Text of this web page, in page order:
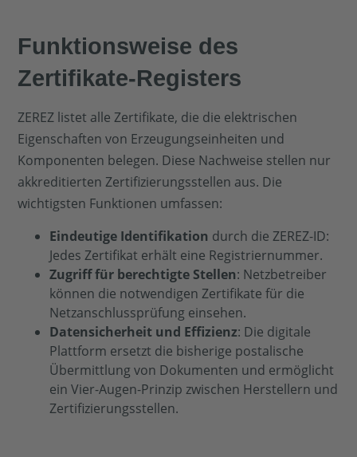
Funktionsweise des
Zertifikate-Registers
ZEREZ listet alle Zertifikate, die die elektrischen
Eigenschaften von Erzeugungseinheiten und
Komponenten belegen. Diese Nachweise stellen nur
akkreditierten Zertifizierungsstellen aus. Die
wichtigsten Funktionen umfassen:
Eindeutige Identifikation durch die ZEREZ-ID:
Jedes Zertifikat erhält eine Registriernummer.
Zugriff für berechtigte Stellen: Netzbetreiber
können die notwendigen Zertifikate für die
Netzanschlussprüfung einsehen.
Datensicherheit und Effizienz: Die digitale
Plattform ersetzt die bisherige postalische
Übermittlung von Dokumenten und ermöglicht
ein Vier-Augen-Prinzip zwischen Herstellern und
Zertifizierungsstellen.